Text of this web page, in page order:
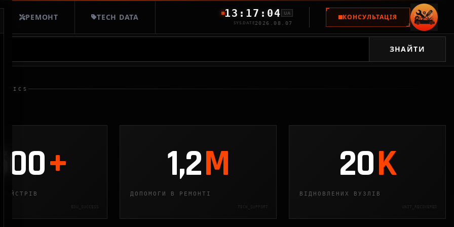
РЕМОНТ TECH DATA 13:17:05 UA
SYS.DATE2026.08.07
КОНСУЛЬТАЦІЯ
ЗНАЙТИ
500+
EDU_SUCCESS
1,2M
ДОПОМОГИ В РЕМОНТІ
TECH_SUPPORT
20K
ВІДНОВЛЕНИХ ВУЗЛІВ
UNIT_RECOVERED